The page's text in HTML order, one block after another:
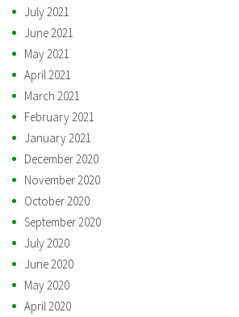
July 2021
June 2021
May 2021
April 2021
March 2021
February 2021
January 2021
December 2020
November 2020
October 2020
September 2020
July 2020
June 2020
May 2020
April 2020